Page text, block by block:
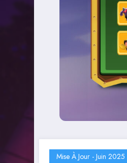
Mise À Jour - Juin 2025